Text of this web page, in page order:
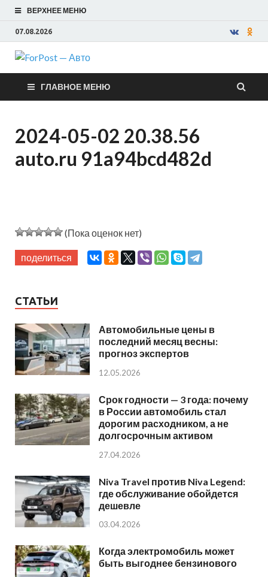
ВЕРХНЕЕ МЕНЮ
07.08.2026
ForPost —
Авто
ГЛАВНОЕ МЕНЮ
2024-05-02 20.38.56
auto.ru 91a94bcd482d
(Пока оценок нет)
поделиться
СТАТЬИ
Автомобильные цены в
последний месяц весны:
прогноз экспертов
12.05.2026
Срок годности — 3 года: почему
в России автомобиль стал
дорогим расходником, а не
долгосрочным активом
27.04.2026
Niva Travel против Niva Legend:
где обслуживание обойдется
дешевле
03.04.2026
Когда электромобиль может
быть выгоднее бензинового